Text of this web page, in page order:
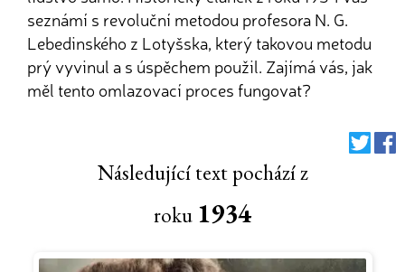
seznámí s revoluční metodou profesora N. G.
Lebedinského z Lotyšska, který takovou metodu
prý vyvinul a s úspěchem použil. Zajímá vás, jak
měl tento omlazovací proces fungovat?
Následující text pochází z
roku 1934